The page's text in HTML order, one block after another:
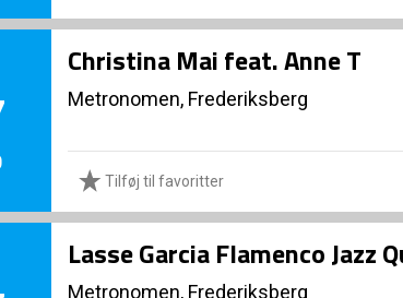
Christina Mai feat. Anne T
Metronomen, Frederiksberg
Tilføj til favoritter
Lasse Garcia Flamenco Jazz
Metronomen, Frederiksberg